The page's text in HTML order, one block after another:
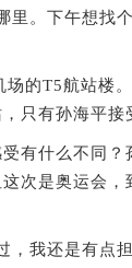
里。下午想找
的T5航站楼。
只有孙海平接
什么不同？
次是奥运会
我还是有点